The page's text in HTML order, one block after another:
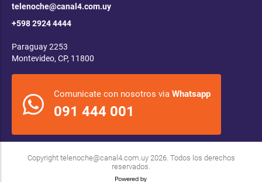
telenoche@canal4.com.uy
+598 2924 4444
Paraguay 2253
Montevideo, CP, 11800
Comunicate con nosotros via Whatsapp
091 444 001
Copyright telenoche@canal4.com.uy2026. Todos los derechos
reservados.